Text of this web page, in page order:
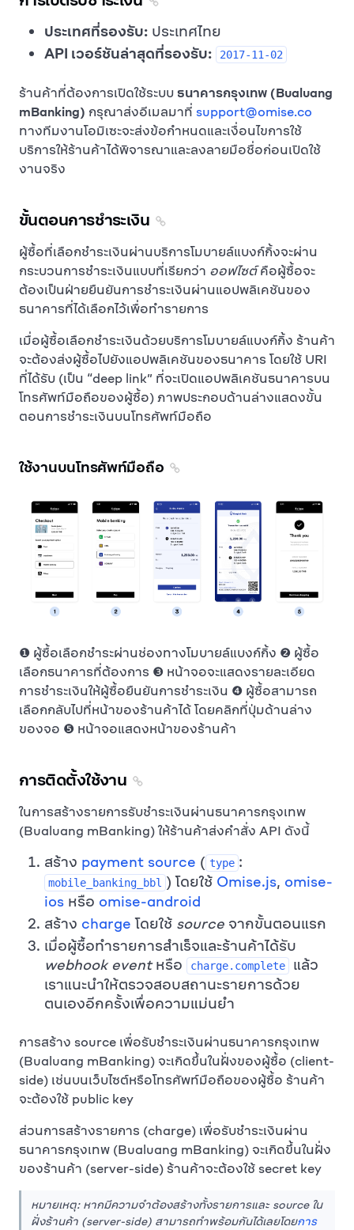
ประเทศที่รองรับ: ประเทศไทย
API เวอร์ชันล่าสุดที่รองรับ:
2017-11-02
ร้านค้าที่ต้องการเปิดใช้ระบบ ธนาคารกรุงเทพ (Bualuang
mBanking) กรุณาส่งอีเมลมาที่ support@omise.co
ทางทีมงานโอมิเซะจะส่งข้อกำหนดและเงื่อนไขการใช้
บริการให้ร้านค้าได้พิจารณาและลงลายมือชื่อก่อนเปิดใช้
งานจริง
ขั้นตอนการชำระเงิน
ผู้ซื้อที่เลือกชำระเงินผ่านบริการโมบายล์แบงก์กิ้งจะผ่าน
กระบวนการชำระเงินแบบที่เรียกว่า ออฟไซต์คือผู้ซื้อจะ
ต้องเป็นฝ่ายยืนยันการชำระเงินผ่านแอปพลิเคชันของ
ธนาคารที่ได้เลือกไว้เพื่อทำรายการ
เมื่อผู้ซื้อเลือกชำระเงินด้วยบริการโมบายล์แบงก์กิ้ง ร้านค้า
จะต้องส่งผู้ซื้อไปยังแอปพลิเคชันของธนาคาร โดยใช้ URI
ที่ได้รับ (เป็น “deep link” ที่จะเปิดแอปพลิเคชันธนาคารบน
โทรศัพท์มือถือของผู้ซื้อ) ภาพประกอบด้านล่างแสดงขั้น
ตอนการชำระเงินบนโทรศัพท์มือถือ
ใช้งานบนโทรศัพท์มือถือ
❶ ผู้ซื้อเลือกชำระผ่านช่องทางโมบายล์แบงก์กิ้ง ❷ ผู้ซื้อ
เลือกธนาคารที่ต้องการ ❸ หน้าจอจะแสดงรายละเอียด
การชำระเงินให้ผู้ซื้อยืนยันการชำระเงิน ❹ ผู้ซื้อสามารถ
เลือกกลับไปที่หน้าของร้านค้าได้ โดยคลิกที่ปุ่มด้านล่าง
ของจอ ❺ หน้าจอแสดงหน้าของร้านค้า
การติดตั้งใช้งาน
ในการสร้างรายการรับชำระเงินผ่านธนาคารกรุงเทพ
(Bualuang mBanking) ให้ร้านค้าส่งคำสั่ง API ดังนี้
สร้าง payment source ( type :
mobile_banking_bbl ) โดยใช้ Omise.js, omise-
ios หรือ omise-android
สร้าง charge โดยใช้ source จากขั้นตอนแรก
เมื่อผู้ซื้อทำรายการสำเร็จและร้านค้าได้รับ
webhook eventหรือ charge.complete
แล้ว
เราแนะนำให้ตรวจสอบสถานะรายการด้วย
ตนเองอีกครั้งเพื่อความแม่นยำ
การสร้าง source เพื่อรับชำระเงินผ่านธนาคารกรุงเทพ
(Bualuang mBanking) จะเกิดขึ้นในฝั่งของผู้ซื้อ (client-
side) เช่นบนเว็บไซต์หรือโทรศัพท์มือถือของผู้ซื้อ ร้านค้า
จะต้องใช้ public key
ส่วนการสร้างรายการ (charge) เพื่อรับชำระเงินผ่าน
ธนาคารกรุงเทพ (Bualuang mBanking) จะเกิดขึ้นในฝั่ง
ของร้านค้า (server-side) ร้านค้าจะต้องใช้ secret key
หมายเหตุ: หากมีความจำต้องสร้างทั้งรายการและ source ใน
ฝั่งร้านค้า (server-side) สามารถทำพร้อมกันได้เลยโดยการ